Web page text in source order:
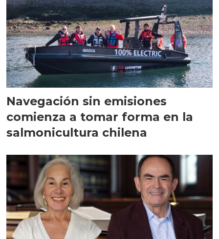
Navegación sin emisiones
comienza a tomar forma en la
salmonicultura chilena